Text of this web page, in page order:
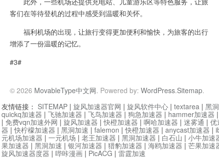
客们在等待登机的过程中感受到温暖和关怀。
福利机场的出现，让旅行变得更加便利和愉快，为旅客的出行
增添了一份温暖的记忆。
#3#
© 2026 MovableType中文网. Powered by: WordPress.Sitemap.
友情链接： SITEMAP | 旋风加速器官网 | 旋风软件中心 | textarea | 黑
quickq加速器 | 飞驰加速器 | 飞鸟加速器 | 狗急加速器 | hammer加速器
| 免费vqn加速外网 | 旋风加速器 |快橙加速器 | 啊哈加速器 | 迷雾通 | 优
器 |快柠檬加速器 | 黑洞加速 | falemon |快橙加速器 | anycast加速器 |
元机场加速器 | 一元机场 | 老王加速器 | 黑洞加速器 | 白石山 | 小牛加速
果加速器 | 黑洞加速 | 银河加速器 | 猎豹加速器 | 海鸥加速器 | 芒果加速
旋风加速器度器 | 哔咔漫画 | PicACG | 雷霆加速